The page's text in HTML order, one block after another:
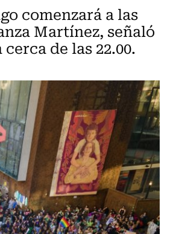
comenzará a las
Martínez, señaló
de las 22.00.